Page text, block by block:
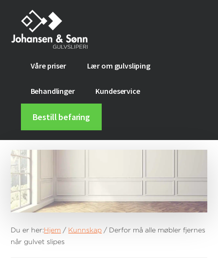
hovedinnhold
Additional
menu
Johansen
Sønn
gulvsliperi
gulvsliping
Våre priser Lær om gulvsliping
Behandlinger Kundeservice
Bestill befaring
Du er her:Hjem / Kunnskap / Derfor må alle møbler fjernes
når gulvet slipes